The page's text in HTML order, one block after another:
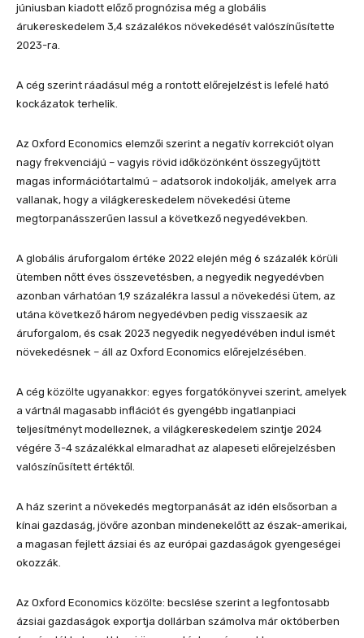
júniusban kiadott előző prognózisa még a globális
árukereskedelem 3,4 százalékos növekedését valószínűsítette
2023-ra.
A cég szerint ráadásul még a rontott előrejelzést is lefelé ható
kockázatok terhelik.
Az Oxford Economics elemzői szerint a negatív korrekciót olyan
nagy frekvenciájú – vagyis rövid időközönként összegyűjtött
magas információtartalmú – adatsorok indokolják, amelyek arra
vallanak, hogy a világkereskedelem növekedési üteme
megtorpanásszerűen lassul a következő negyedévekben.
A globális áruforgalom értéke 2022 elején még 6 százalék körüli
ütemben nőtt éves összevetésben, a negyedik negyedévben
azonban várhatóan 1,9 százalékra lassul a növekedési ütem, az
utána következő három negyedévben pedig visszaesik az
áruforgalom, és csak 2023 negyedik negyedévében indul ismét
növekedésnek – áll az Oxford Economics előrejelzésében.
A cég közölte ugyanakkor: egyes forgatókönyvei szerint, amelyek
a vártnál magasabb inflációt és gyengébb ingatlanpiaci
teljesítményt modelleznek, a világkereskedelem szintje 2024
végére 3-4 százalékkal elmaradhat az alapeseti előrejelzésben
valószínűsített értéktől.
A ház szerint a növekedés megtorpanását az idén elsősorban a
kínai gazdaság, jövőre azonban mindenekelőtt az észak-amerikai,
a magasan fejlett ázsiai és az európai gazdaságok gyengeségei
okozzák.
Az Oxford Economics közölte: becslése szerint a legfontosabb
ázsiai gazdaságok exportja dollárban számolva már októberben